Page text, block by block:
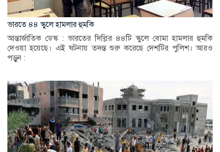
ভারতে ৪৪ স্কুলে হামলার হুমকি
আন্তার্জাতিক ডেস্ক : ভারতের দিল্লির ৪৪টি স্কুলে বোমা হামলার হুমকি
দেওয়া হয়েছে। এই ঘটনায় তদন্ত শুরু করেছে দেশটির পুলিশ। আরও
পড়ুন :